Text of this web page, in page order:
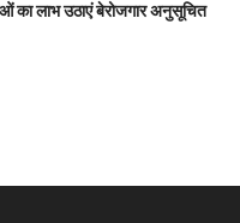
का लाभ उठाएं बेरोजगार अनुसूचित